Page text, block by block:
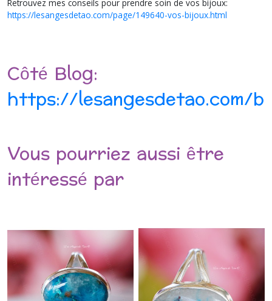
Retrouvez mes conseils pour prendre soin de vos bijoux:
https://lesangesdetao.com/page/149640-vos-bijoux.html
Côté Blog:
https://lesangesdetao.com/
Vous pourriez aussi être
intéressé par